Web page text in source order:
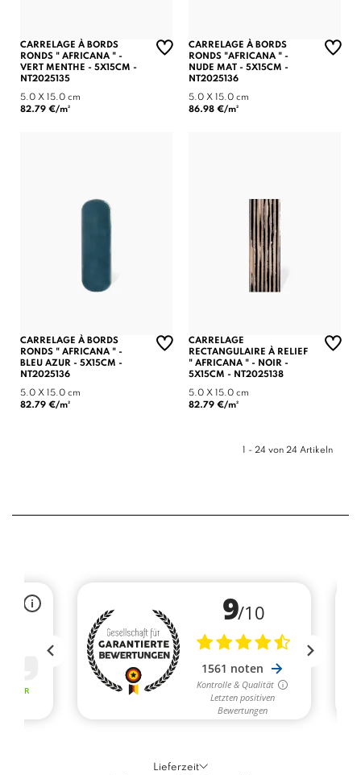
CARRELAGE À BORDS
RONDS " AFRICANA " -
VERT MENTHE - 5X15CM -
NT2025135
5.0 X 15.0 cm
82.79 €/m²
CARRELAGE À BORDS
RONDS "AFRICANA " -
NUDE MAT - 5X15CM -
NT2025136
5.0 X 15.0 cm
86.98 €/m²
CARRELAGE À BORDS
RONDS " AFRICANA " -
BLEU AZUR - 5X15CM -
NT2025136
5.0 X 15.0 cm
82.79 €/m²
CARRELAGE
RECTANGULAIRE À RELIEF
" AFRICANA " - NOIR -
5X15CM - NT2025138
5.0 X 15.0 cm
82.79 €/m²
1 - 24 von 24 Artikeln
Lieferzeit